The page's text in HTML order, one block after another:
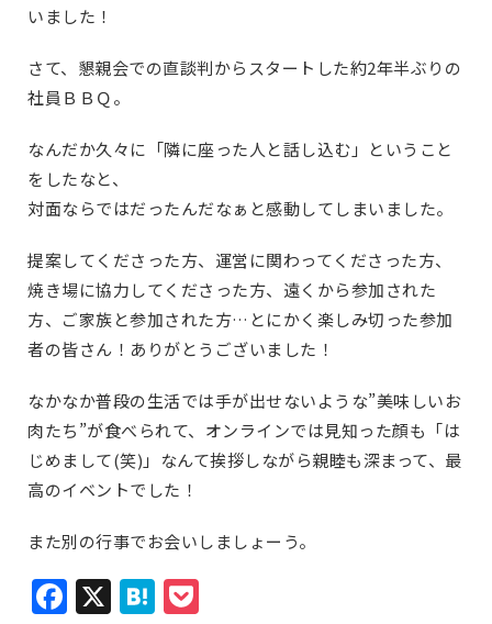
いました！
さて、懇親会での直談判からスタートした約2年半ぶりの
社員ＢＢＱ。
なんだか久々に「隣に座った人と話し込む」ということ
をしたなと、
対面ならではだったんだなぁと感動してしまいました。
提案してくださった方、運営に関わってくださった方、
焼き場に協力してくださった方、遠くから参加された
方、ご家族と参加された方…とにかく楽しみ切った参加
者の皆さん！ありがとうございました！
なかなか普段の生活では手が出せないような”美味しいお
肉たち”が食べられて、オンラインでは見知った顔も「は
じめまして(笑)」なんて挨拶しながら親睦も深まって、最
高のイベントでした！
また別の行事でお会いしましょーう。
Facebook
X Hatena